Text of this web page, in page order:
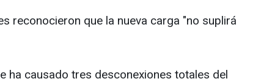
reconocieron que la nueva carga "no suplirá
ha causado tres desconexiones totales del